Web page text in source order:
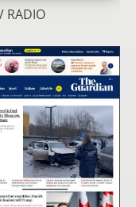
RADIO